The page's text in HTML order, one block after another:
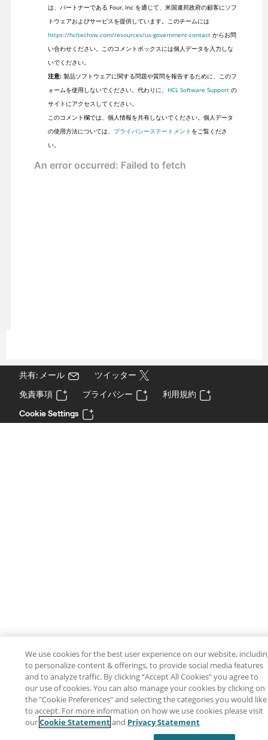
は、パートナーである Four, Inc を通じて、米国連邦政府の顧客にソフ
トウェアおよびサービスを提供しています。このチームには
https://hcltechsw.com/resources/us-government-contactからお問
い合わせください。このコメントボックスには個人データを入力しな
いでください。
注意:製品ソフトウェアに関する問題や質問を報告するために、このフ
ォームを使用しないでください。代わりに、 HCL Software Supportの
サイトにアクセスしてください。
このコメント欄では、個人情報を共有しないでください。個人データ
の使用方法については、 プライバシーステートメント をご覧くださ
い。
共有: メール
ツイッター
免責事項
プライバシー
利用規約
Cookie Settings
We use cookies for the best user experience on our website,
to personalize content & offerings, to provide social media features
and to analyze traffic. By clicking “Accept All Cookies” you agree to
our use of cookies. You can also manage your cookies by clicking on
the "Cookie Preferences" and selecting the categories you would like
to accept. For more information on how we use cookies please visit
ourCookie Statementand Privacy Statement